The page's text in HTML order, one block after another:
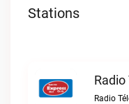
Stations
Radio